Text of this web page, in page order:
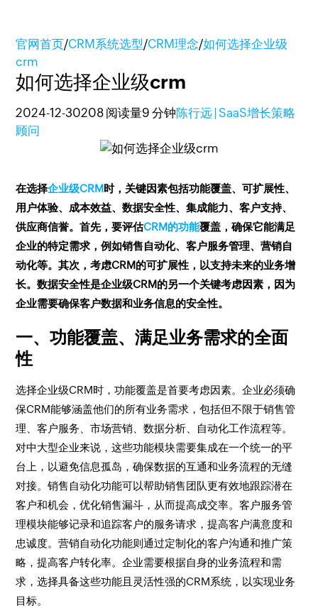
官网首页/CRM系统选型/CRM理念/如何选择企业级
crm
如何选择企业级crm
2024-12-30208 阅读量9 分钟陈行远 | SaaS增长策略
顾问
在选择企业级CRM时，关键因素包括功能覆盖、可扩展性、
用户体验、成本效益、数据安全性、集成能力、客户支持、
供应商信誉。首先，要评估CRM的功能覆盖，确保它能满足
企业的特定需求，例如销售自动化、客户服务管理、营销自
动化等。其次，考虑CRM的可扩展性，以支持未来的业务增
长。数据安全性是企业级CRM的另一个关键考虑因素，因为
企业需要确保客户数据和业务信息的安全性。
一、功能覆盖、满足业务需求的全面
性
选择企业级CRM时，功能覆盖是首要考虑因素。企业必须确
保CRM能够涵盖他们的所有业务需求，包括但不限于销售管
理、客户服务、市场营销、数据分析、自动化工作流程等。
对中大型企业来说，这些功能模块需要集成在一个统一的平
台上，以避免信息孤岛，确保数据的互通和业务流程的无缝
对接。销售自动化功能可以帮助销售团队更有效地跟踪潜在
客户和机会，优化销售漏斗，从而提高成交率。客户服务管
理模块能够记录和追踪客户的服务请求，提高客户满意度和
忠诚度。营销自动化功能则通过定制化的客户沟通和推广策
略，提高客户转化率。企业需要根据自身的业务流程和需
求，选择具备这些功能且灵活性强的CRM系统，以实现业务
目标。